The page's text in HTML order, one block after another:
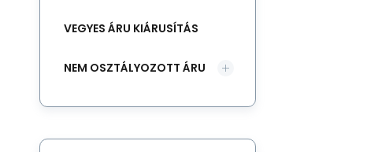
VEGYES ÁRU KIÁRUSÍTÁS
NEM OSZTÁLYOZOTT ÁRU